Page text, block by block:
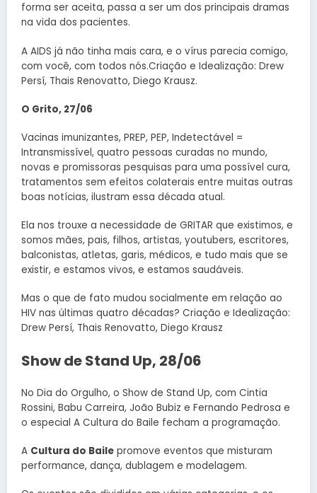
forma ser aceita, passa a ser um dos principais dramas
na vida dos pacientes.
A AIDS já não tinha mais cara, e o vírus parecia comigo,
com você, com todos nós.Criação e Idealização: Drew
Persí, Thais Renovatto, Diego Krausz.
O Grito, 27/06
Vacinas imunizantes, PREP, PEP, Indetectável =
Intransmissível, quatro pessoas curadas no mundo,
novas e promissoras pesquisas para uma possível cura,
tratamentos sem efeitos colaterais entre muitas outras
boas notícias, ilustram essa década atual.
Ela nos trouxe a necessidade de GRITAR que existimos, e
somos mães, pais, filhos, artistas, youtubers, escritores,
balconistas, atletas, garis, médicos, e tudo mais que se
existir, e estamos vivos, e estamos saudáveis.
Mas o que de fato mudou socialmente em relação ao
HIV nas últimas quatro décadas? Criação e Idealização:
Drew Persí, Thais Renovatto, Diego Krausz
Show de Stand Up, 28/06
No Dia do Orgulho, o Show de Stand Up, com Cintia
Rossini, Babu Carreira, João Bubiz e Fernando Pedrosa e
o especial A Cultura do Baile fecham a programação.
A Cultura do Baile promove eventos que misturam
performance, dança, dublagem e modelagem.